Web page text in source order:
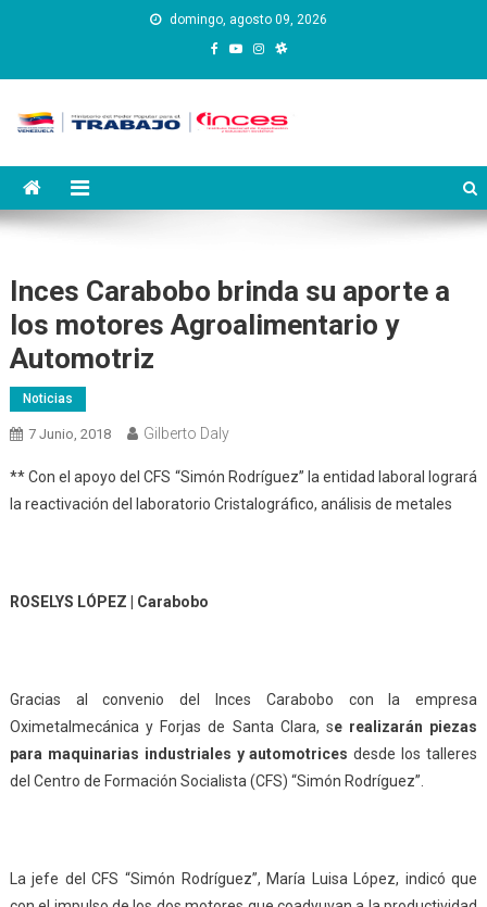
domingo, agosto 09, 2026
Instituto Nacional de
Capacitación y Educación
Inces Carabobo brinda su aporte a
los motores Agroalimentario y
Automotriz
Noticias
7 Junio, 2018 Gilberto Daly
** Con el apoyo del CFS “Simón Rodríguez” la entidad laboral logrará
la reactivación del laboratorio Cristalográfico, análisis de metales
ROSELYS LÓPEZ | Carabobo
Gracias al convenio del Inces Carabobo con la empresa
Oximetalmecánica y Forjas de Santa Clara, se realizarán piezas
para maquinarias industriales y automotrices desde los talleres
del Centro de Formación Socialista (CFS) “Simón Rodríguez”.
La jefe del CFS “Simón Rodríguez”, María Luisa López, indicó que